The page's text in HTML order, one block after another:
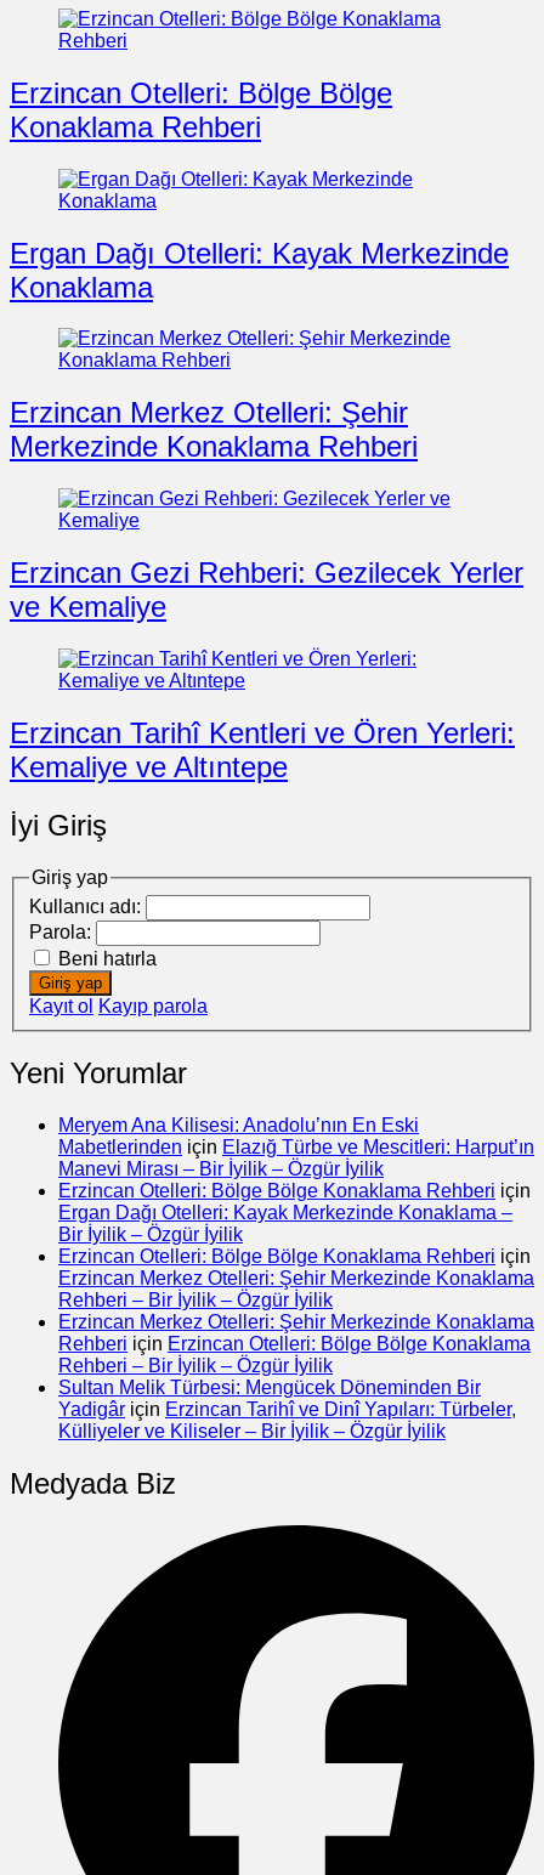
Erzincan Otelleri: Bölge Bölge
Konaklama Rehberi
Ergan Dağı Otelleri: Kayak Merkezinde
Konaklama
Erzincan Merkez Otelleri: Şehir
Merkezinde Konaklama Rehberi
Erzincan Gezi Rehberi: Gezilecek Yerler
ve Kemaliye
Erzincan Tarihî Kentleri ve Ören Yerleri:
Kemaliye ve Altıntepe
İyi Giriş
Giriş yap
Kullanıcı adı:
Parola:
Beni hatırla
Giriş yap
Kayıt ol Kayıp parola
Yeni Yorumlar
Meryem Ana Kilisesi: Anadolu’nın En Eski
Mabetlerinden için Elazığ Türbe ve Mescitleri: Harput’ın
Manevi Mirası – Bir İyilik – Özgür İyilik
Erzincan Otelleri: Bölge Bölge Konaklama Rehberi için
Ergan Dağı Otelleri: Kayak Merkezinde Konaklama –
Bir İyilik – Özgür İyilik
Erzincan Otelleri: Bölge Bölge Konaklama Rehberi için
Erzincan Merkez Otelleri: Şehir Merkezinde Konaklama
Rehberi – Bir İyilik – Özgür İyilik
Erzincan Merkez Otelleri: Şehir Merkezinde Konaklama
Rehberi için Erzincan Otelleri: Bölge Bölge Konaklama
Rehberi – Bir İyilik – Özgür İyilik
Sultan Melik Türbesi: Mengücek Döneminden Bir
Yadigâr için Erzincan Tarihî ve Dinî Yapıları: Türbeler,
Külliyeler ve Kiliseler – Bir İyilik – Özgür İyilik
Medyada Biz